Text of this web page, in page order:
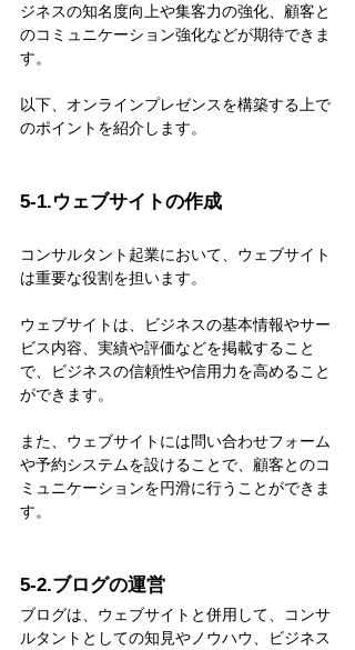
ジネスの知名度向上や集客力の強化、顧客と
のコミュニケーション強化などが期待できま
す。
以下、オンラインプレゼンスを構築する上で
のポイントを紹介します。
5-1.ウェブサイトの作成
コンサルタント起業において、ウェブサイト
は重要な役割を担います。
ウェブサイトは、ビジネスの基本情報やサー
ビス内容、実績や評価などを掲載すること
で、ビジネスの信頼性や信用力を高めること
ができます。
また、ウェブサイトには問い合わせフォーム
や予約システムを設けることで、顧客とのコ
ミュニケーションを円滑に行うことができま
す。
5-2.ブログの運営
ブログは、ウェブサイトと併用して、コンサ
ルタントとしての知見やノウハウ、ビジネス